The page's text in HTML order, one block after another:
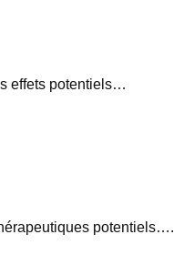
effets potentiels…
potentiels….